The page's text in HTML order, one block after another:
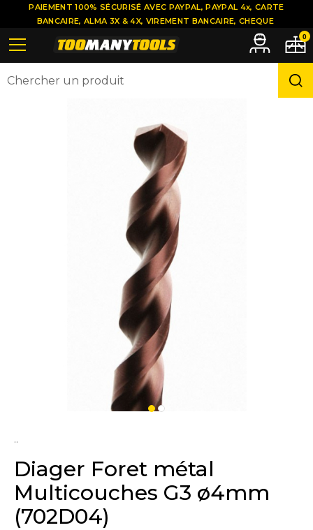
..
Diager Foret métal
Multicouches G3 ø4mm
(702D04)
PAIEMENT 100% SÉCURISÉ AVEC PAYPAL, PAYPAL 4x, CARTE
BANCAIRE, ALMA 3X & 4X, VIREMENT BANCAIRE, CHEQUE
0